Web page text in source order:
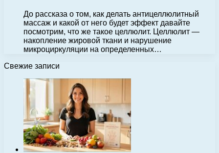
До рассказа о том, как делать антицеллюлитный
массаж и какой от него будет эффект давайте
посмотрим, что же такое целлюлит. Целлюлит —
накопление жировой ткани и нарушение
микроциркуляции на определенных…
Свежие записи